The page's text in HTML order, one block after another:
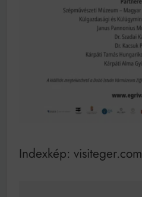
Indexkép: visiteger.com